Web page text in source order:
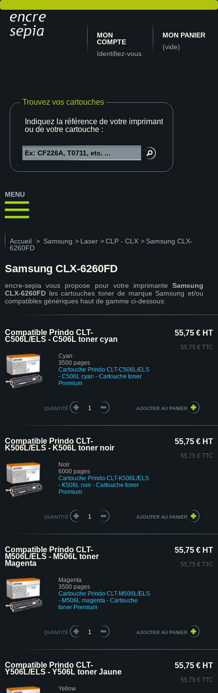
MON
COMPTE
Identifiez-vous
MON PANIER
(vide)
Trouvez vos cartouches
Indiquez la référence de votre imprimante
ou de votre cartouche :
MENU
Accueil > Samsung > Laser >CLP - CLX > Samsung CLX-
6260FD
Samsung CLX-6260FD
encre-sepia vous propose pour votre imprimante Samsung
CLX-6260FD les cartouches toner de marque Samsung et/ou
compatibles génériques haut de gamme ci-dessous:
Compatible Prindo CLT-
C506L/ELS - C506L toner cyan
Cyan
3500 pages
Cartouche Prindo CLT-C506L/ELS
- C506L cyan - Cartouche toner
Premium
55,75 € HT
55,75 € TTC
QUANTITÉ
Compatible Prindo CLT-
K506L/ELS - K506L toner noir
Noir
6000 pages
Cartouche Prindo CLT-K506L/ELS
- K506L noir - Cartouche toner
Premium
55,75 € HT
55,75 € TTC
QUANTITÉ
Compatible Prindo CLT-
M506L/ELS - M506L toner
Magenta
Magenta
3500 pages
Cartouche Prindo CLT-M506L/ELS
- M506L magenta - Cartouche
toner Premium
55,75 € HT
55,75 € TTC
QUANTITÉ
Compatible Prindo CLT-
Y506L/ELS - Y506L toner Jaune
Yellow
55,75 € HT
55,75 € TTC